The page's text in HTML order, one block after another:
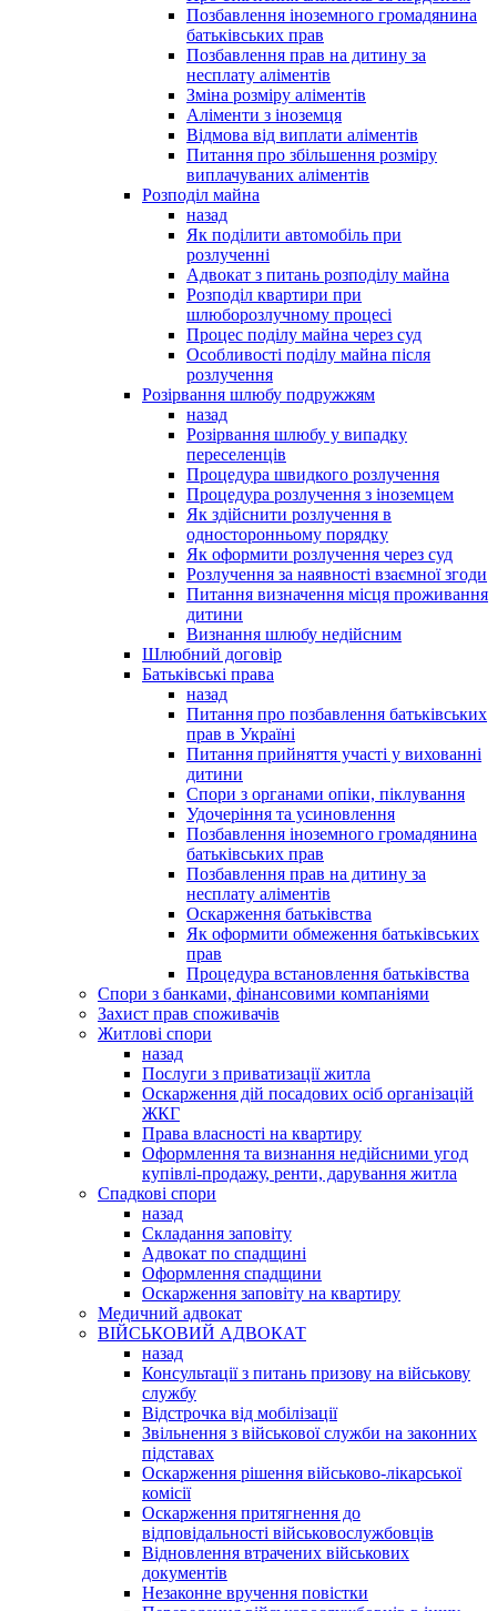
Позбавлення іноземного громадянина
батьківських прав
Позбавлення прав на дитину за
несплату аліментів
Зміна розміру аліментів
Аліменти з іноземця
Відмова від виплати аліментів
Питання про збільшення розміру
виплачуваних аліментів
Розподіл майна
назад
Як поділити автомобіль при
розлученні
Адвокат з питань розподілу майна
Розподіл квартири при
шлюборозлучному процесі
Процес поділу майна через суд
Особливості поділу майна після
розлучення
Розірвання шлюбу подружжям
назад
Розірвання шлюбу у випадку
переселенців
Процедура швидкого розлучення
Процедура розлучення з іноземцем
Як здійснити розлучення в
односторонньому порядку
Як оформити розлучення через суд
Розлучення за наявності взаємної згоди
Питання визначення місця проживання
дитини
Визнання шлюбу недійсним
Шлюбний договір
Батьківські права
назад
Питання про позбавлення батьківських
прав в Україні
Питання прийняття участі у вихованні
дитини
Спори з органами опіки, піклування
Удочеріння та усиновлення
Позбавлення іноземного громадянина
батьківських прав
Позбавлення прав на дитину за
несплату аліментів
Оскарження батьківства
Як оформити обмеження батьківських
прав
Процедура встановлення батьківства
Спори з банками, фінансовими компаніями
Захист прав споживачів
Житлові спори
назад
Послуги з приватизації житла
Оскарження дій посадових осіб організацій
ЖКГ
Права власності на квартиру
Оформлення та визнання недійсними угод
купівлі-продажу, ренти, дарування житла
Спадкові спори
назад
Складання заповіту
Адвокат по спадщині
Оформлення спадщини
Оскарження заповіту на квартиру
Медичний адвокат
ВІЙСЬКОВИЙ АДВОКАТ
назад
Консультації з питань призову на військову
службу
Відстрочка від мобілізації
Звільнення з військової служби на законних
підставах
Оскарження рішення військово-лікарської
комісії
Оскарження притягнення до
відповідальності військовослужбовців
Відновлення втрачених військових
документів
Незаконне вручення повістки